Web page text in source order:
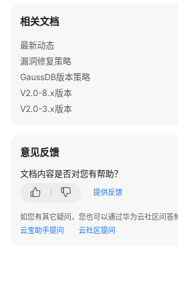
部
署
规
范
对
名
相关文档
最新动态
漏洞修复策略
GaussDB版本策略
V2.0-8.x版本
V2.0-3.x版本
意见反馈
文档内容是否对您有帮助？
提供反馈
如您有其它疑问，您也可以通过华为云社区问答
云宝助手提问
云社区提问